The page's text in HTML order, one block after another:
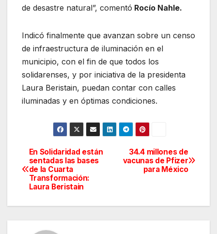
de desastre natural”, comentó Rocío Nahle.
Indicó finalmente que avanzan sobre un censo
de infraestructura de iluminación en el
municipio, con el fin de que todos los
solidarenses, y por iniciativa de la presidenta
Laura Beristain, puedan contar con calles
iluminadas y en óptimas condiciones.
Navegación
de
34.4 millones de
vacunas de Pfizer
para México
En Solidaridad están
sentadas las bases
de la Cuarta
Transformación:
Laura Beristain